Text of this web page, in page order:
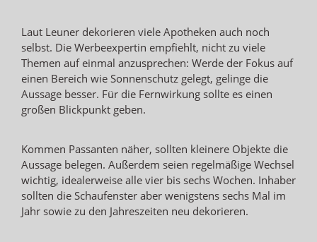
Laut Leuner dekorieren viele Apotheken auch noch
selbst. Die Werbeexpertin empfiehlt, nicht zu viele
Themen auf einmal anzusprechen: Werde der Fokus auf
einen Bereich wie Sonnenschutz gelegt, gelinge die
Aussage besser. Für die Fernwirkung sollte es einen
großen Blickpunkt geben.
Kommen Passanten näher, sollten kleinere Objekte die
Aussage belegen. Außerdem seien regelmäßige Wechsel
wichtig, idealerweise alle vier bis sechs Wochen. Inhaber
sollten die Schaufenster aber wenigstens sechs Mal im
Jahr sowie zu den Jahreszeiten neu dekorieren.